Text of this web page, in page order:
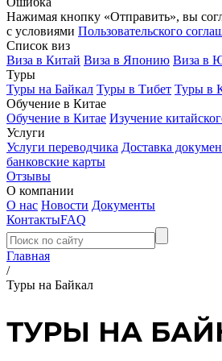
Нажимая кнопку «Отправить», вы
с условиями Пользовательского
Список виз
Виза в Китай Виза в Японию Виза в
Туры
Туры на Байкал Туры в Тибет Туры в
Обучение в Китае
Обучение в Китае Изучение
Услуги
Услуги переводчика Доставка
банковские карты
Отзывы
О компании
О нас Новости Документы
КонтактыFAQ
Главная
/
Туры на Байкал
ТУРЫ НА